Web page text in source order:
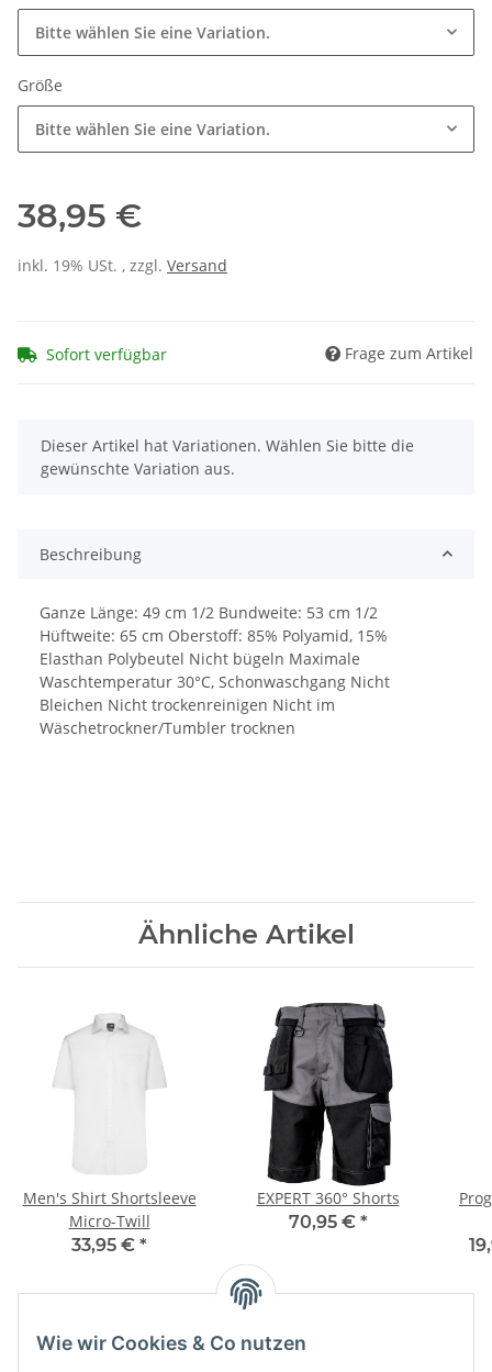
Bitte wählen Sie eine Variation.
Größe
Bitte wählen Sie eine Variation.
38,95 €
inkl. 19% USt. , zzgl. Versand
Sofort verfügbar Frage zum Artikel
x
Dieser Artikel hat Variationen. Wählen Sie bitte die
gewünschte Variation aus.
Beschreibung
Ganze Länge: 49 cm 1/2 Bundweite: 53 cm 1/2
Hüftweite: 65 cm Oberstoff: 85% Polyamid, 15%
Elasthan Polybeutel Nicht bügeln Maximale
Waschtemperatur 30°C, Schonwaschgang Nicht
Bleichen Nicht trockenreinigen Nicht im
Wäschetrockner/Tumbler trocknen
Ähnliche Artikel
Men's Shirt Shortsleeve
Micro-Twill
33,95 € *
EXPERT 360° Shorts
70,95 € *
Wie wir Cookies & Co nutzen